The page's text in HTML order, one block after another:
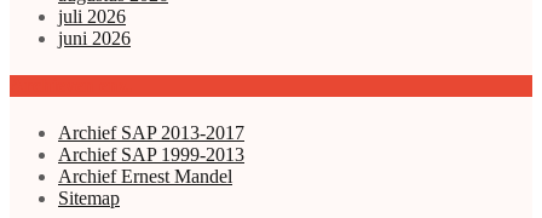
juli 2026
juni 2026
Archief SAP 2013-2017
Archief SAP 1999-2013
Archief Ernest Mandel
Sitemap